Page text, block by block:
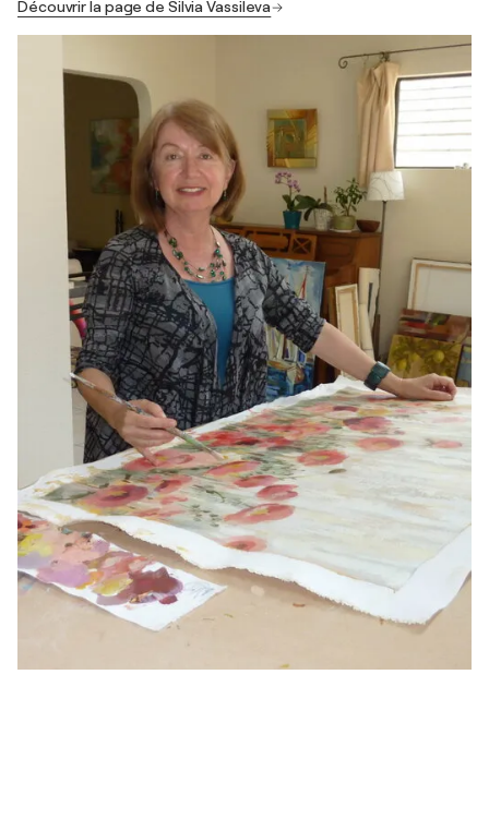
Découvrir la page de Silvia Vassileva